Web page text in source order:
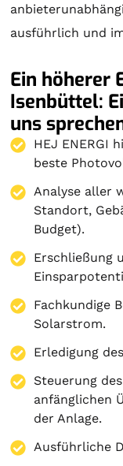
ausführlich und
Ein höherer
Isenbüttel:
uns
HEJ ENERGI
beste
Analyse aller
Standort,
Budget).
Erschließung
Fachkundige
Solarstrom.
Erledigung
Steuerung
anfänglichen
der Anlage.
Ausführliche